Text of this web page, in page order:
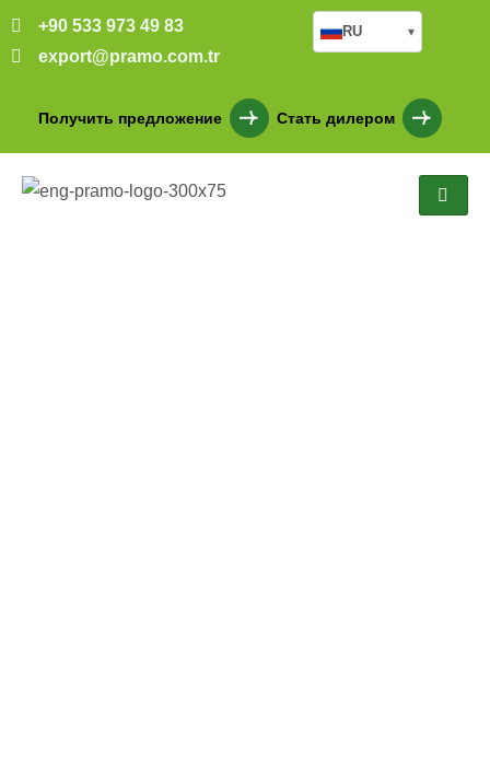
+90 533 973 49 83
export@pramo.com.tr
Получить предложение Стать дилером
RU ▾